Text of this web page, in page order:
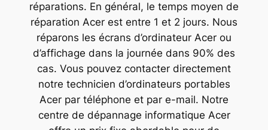
réparations. En général, le temps moyen de
réparation Acer est entre 1 et 2 jours. Nous
réparons les écrans d’ordinateur Acer ou
d’affichage dans la journée dans 90% des
cas. Vous pouvez contacter directement
notre technicien d’ordinateurs portables
Acer par téléphone et par e-mail. Notre
centre de dépannage informatique Acer